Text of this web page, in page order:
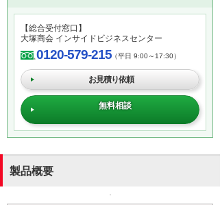
【総合受付窓口】
大塚商会 インサイドビジネスセンター
0120-579-215（平日 9:00～17:30）
お見積り依頼
無料相談
製品概要